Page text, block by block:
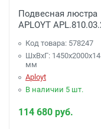
Подвесная люстра
APLOYT
Код товара: 578247
ШхВхГ:
мм
Aployt
В наличии 5 шт.
114 680 руб.